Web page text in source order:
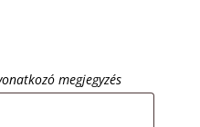
megjegyzés